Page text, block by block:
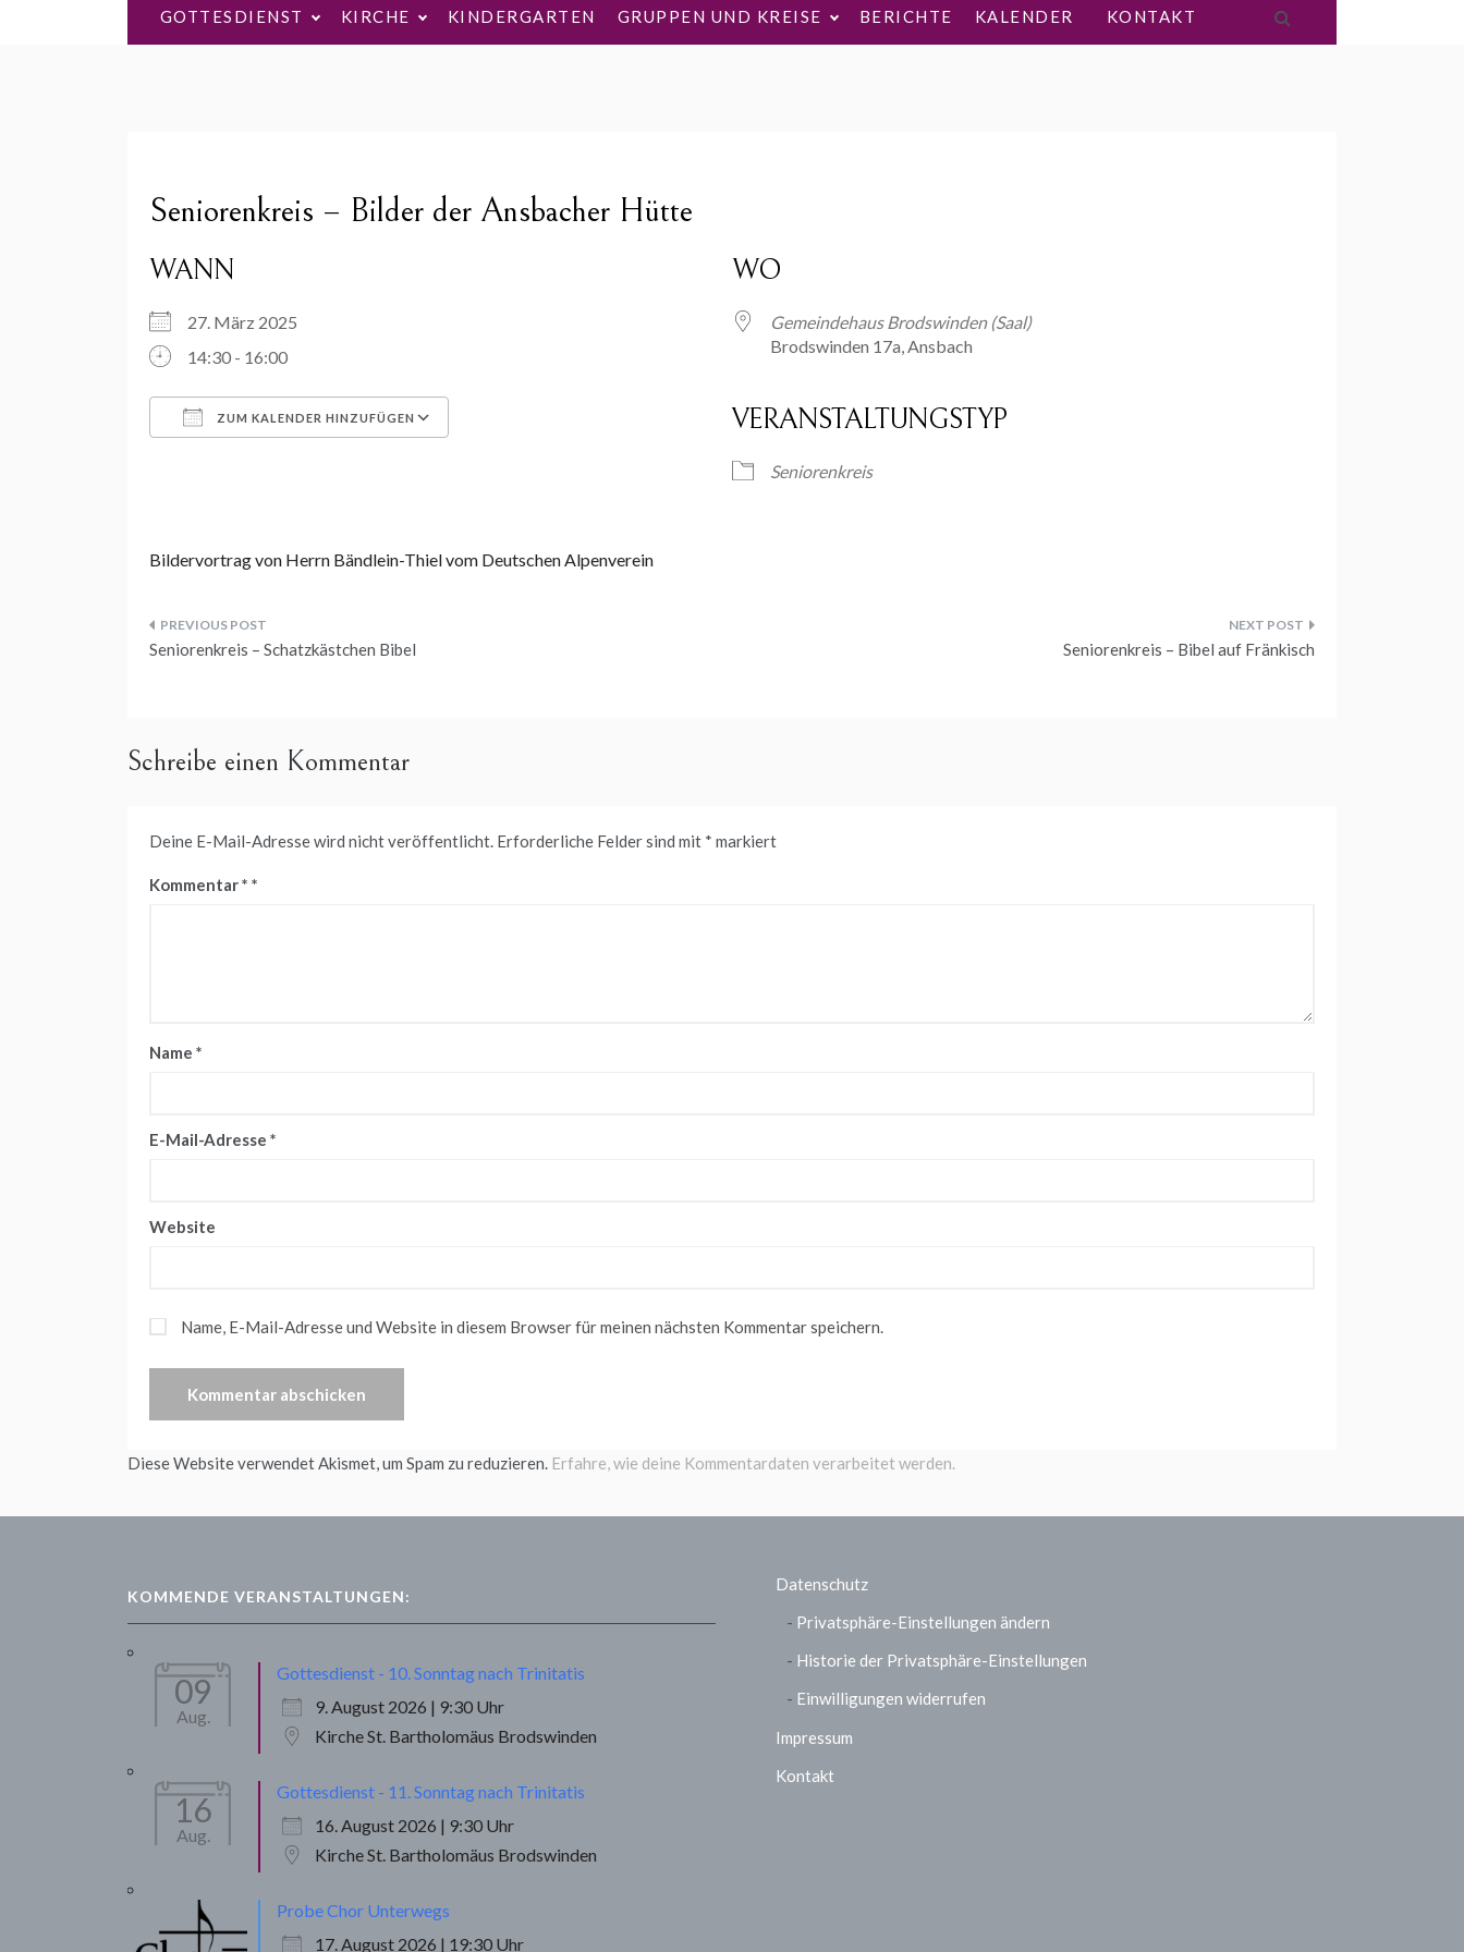
GOTTESDIENST KIRCHE KINDERGARTEN GRUPPEN UND KREISE BERICHTE KALENDER KONTAKT
Seniorenkreis – Bilder der Ansbacher Hütte
WANN
27. März 2025
14:30 - 16:00
ZUM KALENDER HINZUFÜGEN
WO
Gemeindehaus Brodswinden (Saal)
Brodswinden 17a, Ansbach
VERANSTALTUNGSTYP
Seniorenkreis
Bildervortrag von Herrn Bändlein-Thiel vom Deutschen Alpenverein
Beitragsnavigation
Seniorenkreis – Schatzkästchen Bibel Seniorenkreis – Bibel auf Fränkisch
Schreibe einen Kommentar
Deine E-Mail-Adresse wird nicht veröffentlicht. Erforderliche Felder sind mit * markiert
Kommentar*
Name *
E-Mail-Adresse *
Website
Name, E-Mail-Adresse und Website in diesem Browser für meinen nächsten Kommentar speichern.
Diese Website verwendet Akismet, um Spam zu reduzieren. Erfahre, wie deine Kommentardaten verarbeitet werden.
KOMMENDE VERANSTALTUNGEN:
09
Aug.
Gottesdienst - 10. Sonntag nach Trinitatis
9. August 2026 | 9:30 Uhr
Kirche St. Bartholomäus Brodswinden
16
Aug.
Gottesdienst - 11. Sonntag nach Trinitatis
16. August 2026 | 9:30 Uhr
Kirche St. Bartholomäus Brodswinden
Probe Chor Unterwegs
17. August 2026 | 19:30 Uhr
Datenschutz
Privatsphäre-Einstellungen ändern
Historie der Privatsphäre-Einstellungen
Einwilligungen widerrufen
Impressum
Kontakt